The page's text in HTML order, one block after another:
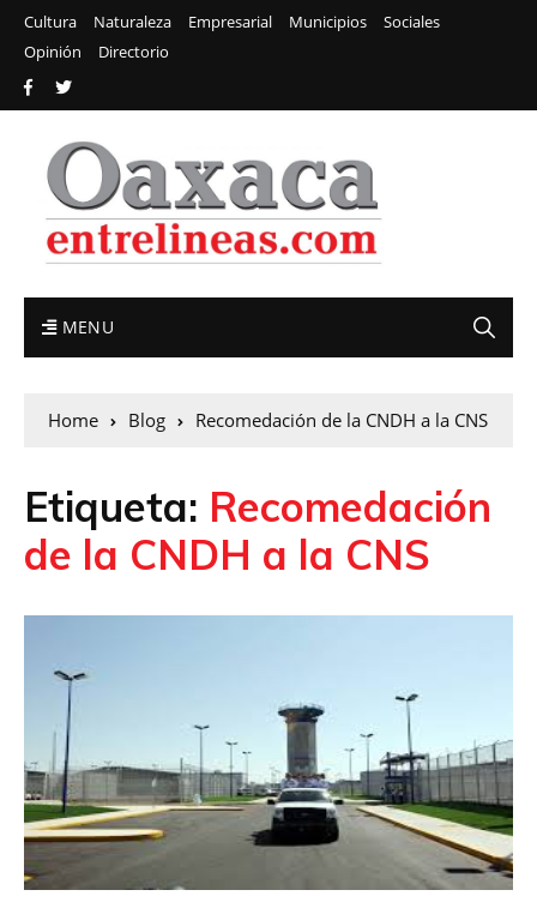
Cultura Naturaleza Empresarial Municipios
Sociales
Opinión
Directorio
MENU
Home Blog Recomedación de la CNDH a la CNS
Etiqueta: Recomedación
de la CNDH a la CNS